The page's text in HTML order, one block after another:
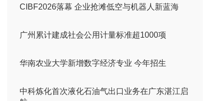
CIBF2026落幕 企业抢滩低空与机器人新蓝海
广州累计建成社会公用计量标准超1000项
华南农业大学新增数字经济专业 今年招生
中科炼化首次液化石油气出口业务在广东湛江启